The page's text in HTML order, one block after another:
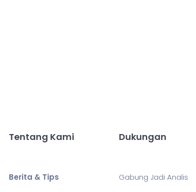
Tentang Kami
Berita & Tips
Dukungan
Gabung Jadi Analis